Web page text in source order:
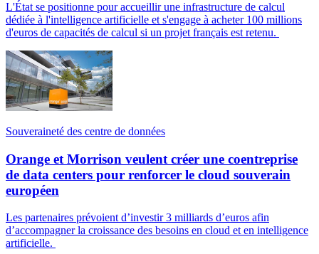
L'État se positionne pour accueillir une infrastructure de calcul
dédiée à l'intelligence artificielle et s'engage à acheter 100 millions
d'euros de capacités de calcul si un projet français est retenu.
Souveraineté des centre de données
Orange et Morrison veulent créer une coentreprise
de data centers pour renforcer le cloud souverain
européen
Les partenaires prévoient d’investir 3 milliards d’euros afin
d’accompagner la croissance des besoins en cloud et en intelligence
artificielle.